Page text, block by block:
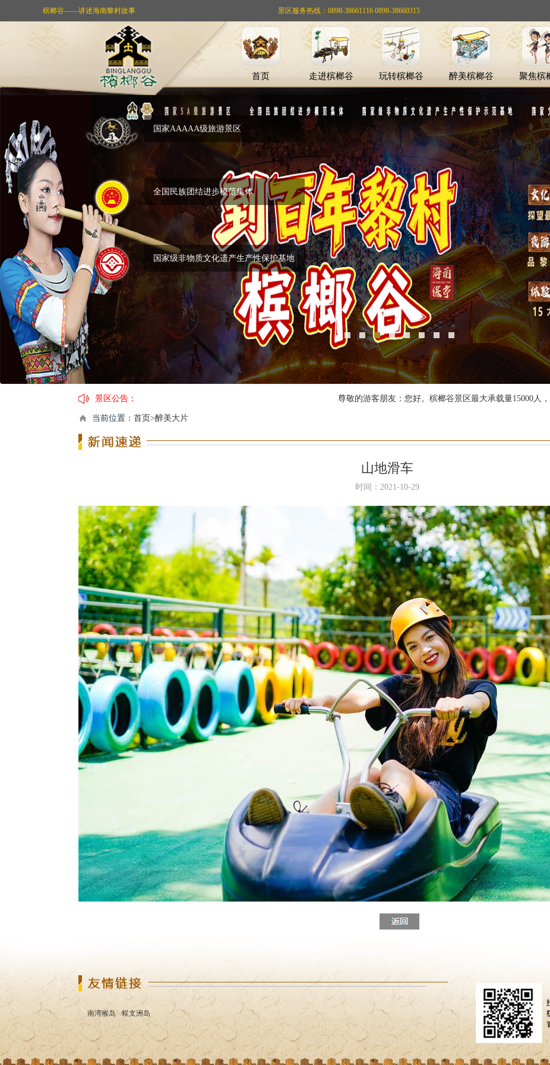
槟榔谷——讲述海南黎村故事 景区服务热线：0898-38661116 0898-38660315
首页 走进槟榔谷 玩转槟榔谷 醉美槟榔谷 聚焦槟
国家AAAAA级旅游景区
全国民族团结进步模范集体
国家级非物质文化遗产生产性保护基地
景区公告：
尊敬的游客朋友：您好。槟榔谷景区最大承载量15000人，最佳
因临近春节，景区运营时间及演出时间有调整，具体安排：1月
【春节营业时间调整通告】2月4日（年三十）开园时间：08:00
关于槟榔谷黎苗文化旅游区门票价格调整的公告：调整后：淡季
当前位置： 首页>醉美大片
山地滑车
时间：2021-10-29
南湾猴岛 蜈支洲岛